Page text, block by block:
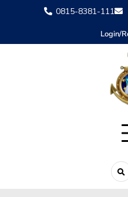
0815-8381-111
Login/